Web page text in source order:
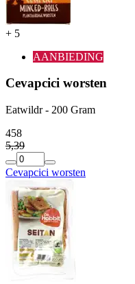
+ 5
AANBIEDING
Cevapcici worsten
Eatwildr - 200 Gram
458
5,39
Cevapcici worsten